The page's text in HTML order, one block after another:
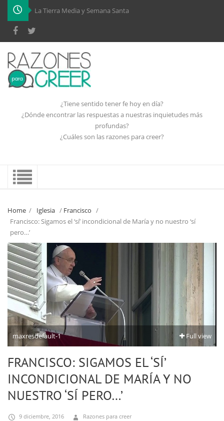
-
¿Tiene sentido tener fe hoy en día?
¿Dónde encontrar las respuestas a nuestras inquietudes más
profundas?
¿Cuáles son las razones para creer?
Home / Iglesia / Francisco /
Francisco: Sigamos el ‘sí’ incondicional de María y no nuestro ‘sí
pero…’
maxresdefault-1 Full view
FRANCISCO: SIGAMOS EL ‘SÍ’
INCONDICIONAL DE MARÍA Y NO
NUESTRO ‘SÍ PERO…’
9 diciembre, 2016
Razones para creer